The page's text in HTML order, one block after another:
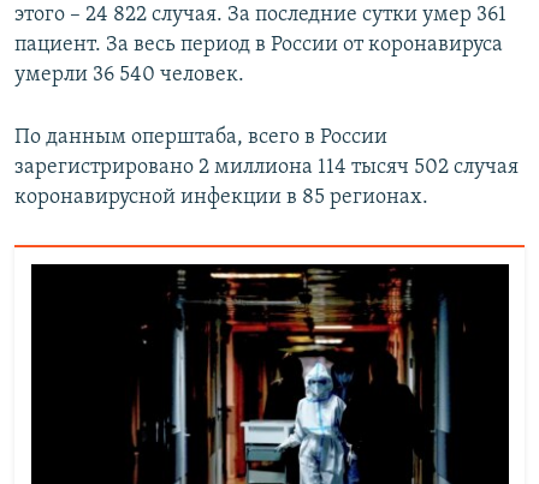
этого – 24 822 случая. За последние сутки умер 361
пациент. За весь период в России от коронавируса
умерли 36 540 человек.
По данным оперштаба, всего в России
зарегистрировано 2 миллиона 114 тысяч 502 случая
коронавирусной инфекции в 85 регионах.